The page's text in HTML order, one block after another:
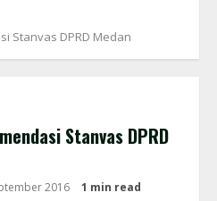
Stanvas DPRD Medan
Stanvas DPRD
2016 1 min read